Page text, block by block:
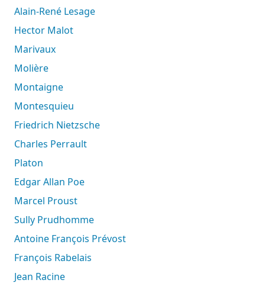
Alain-René Lesage
Hector Malot
Marivaux
Molière
Montaigne
Montesquieu
Friedrich Nietzsche
Charles Perrault
Platon
Edgar Allan Poe
Marcel Proust
Sully Prudhomme
Antoine François Prévost
François Rabelais
Jean Racine